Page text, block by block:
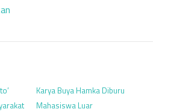
Karya Buya Hamka Diburu
Mahasiswa Luar